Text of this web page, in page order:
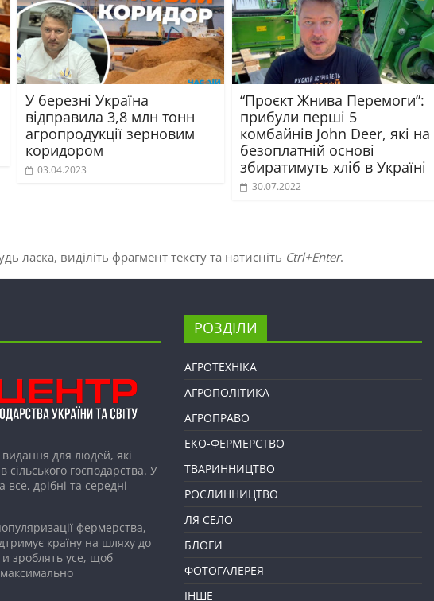
У березні Україна
відправила 3,8 млн тонн
агропродукції зерновим
коридором
03.04.2023
“Проєкт Жнива Перемоги”:
прибули перші 5
комбайнів John Deer, які на
безоплатній основі
збиратимуть хліб в Україні
30.07.2022
виділіть фрагмент тексту та натисніть Ctrl+Enter.
для людей, які
сільського господарства. У
дрібні та середні
фермерства,
країну на шляху до
зроблять усе, щоб
РОЗДІЛИ
АГРОТЕХНІКА
АГРОПОЛІТИКА
АГРОПРАВО
ЕКО-ФЕРМЕРСТВО
ТВАРИННИЦТВО
РОСЛИННИЦТВО
ЛЯ СЕЛО
БЛОГИ
ФОТОГАЛЕРЕЯ
ІНШЕ